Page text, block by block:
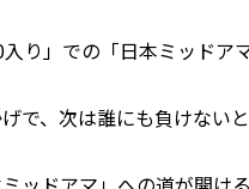
入り」での「日本ミッドア
で、次は誰にも負けない